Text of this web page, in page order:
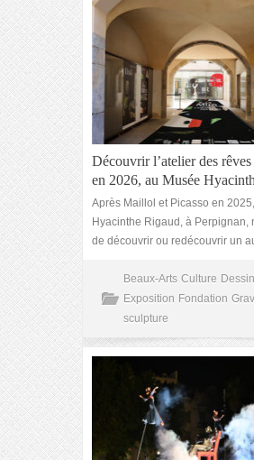
Découvrir l’atelier des
en 2026, au Musée
Après Maillol et Picasso en
Hyacinthe Rigaud, à Perpignan,
de découvrir ou redécouvrir un
Beaux-Arts Culture Dessin
Exposition Fondation
sculpture